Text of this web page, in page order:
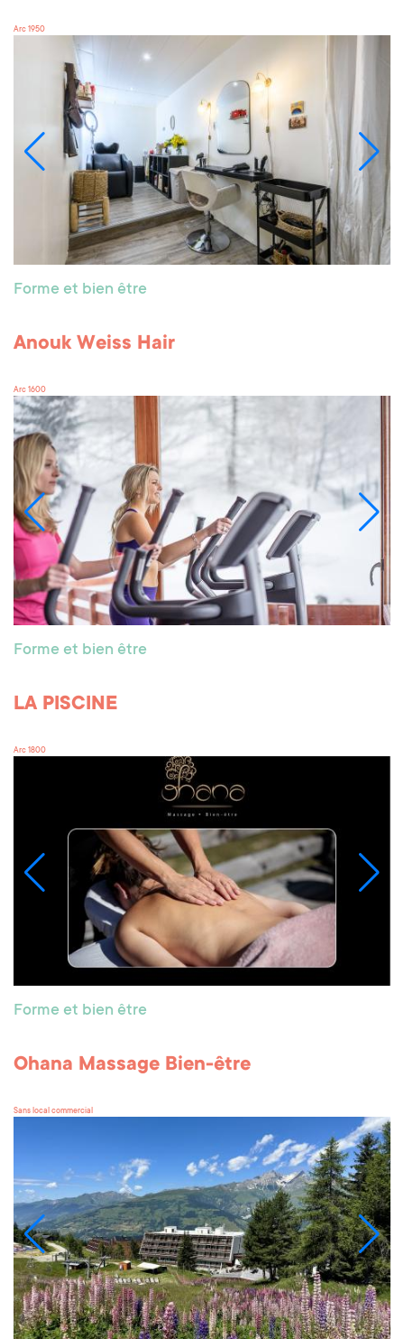
Arc 1950
Forme et bien être
Anouk Weiss Hair
Arc 1600
Forme et bien être
LA PISCINE
Arc 1800
Forme et bien être
Ohana Massage Bien-être
Sans local commercial